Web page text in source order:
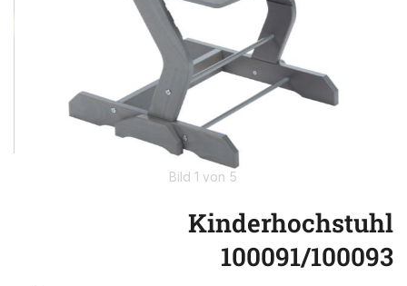
Bild 1 von 5
Kinderhochstuhl
100091/100093